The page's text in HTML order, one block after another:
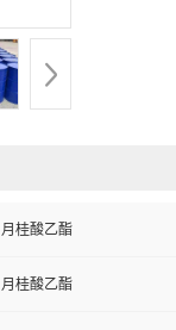
月桂酸乙酯
月桂酸乙酯